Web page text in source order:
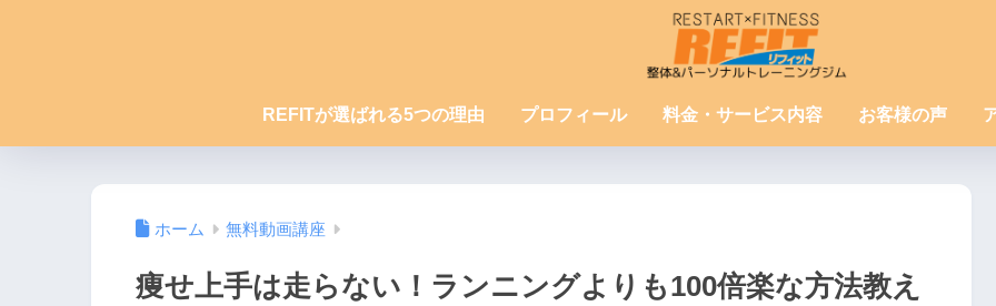
REFITが選ばれる5つの理由 プロフィール 料金・サービス内容 お客様の声
ホーム 無料動画講座
痩せ上手は走らない！ランニングよりも100倍楽な方法教え